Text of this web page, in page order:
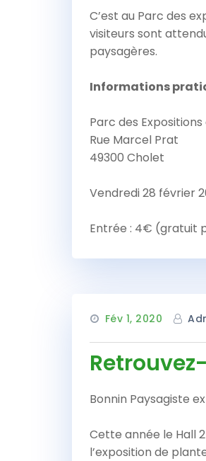
C’est au Parc des
visiteurs sont
paysagères.
Informations
Parc des
Rue Marcel Prat
49300 Cholet
Vendredi 28 février
Entrée : 4€ (gratuit
Fév 1, 2020
Bonnin Paysagiste
Cette année le Hall
l’exposition de